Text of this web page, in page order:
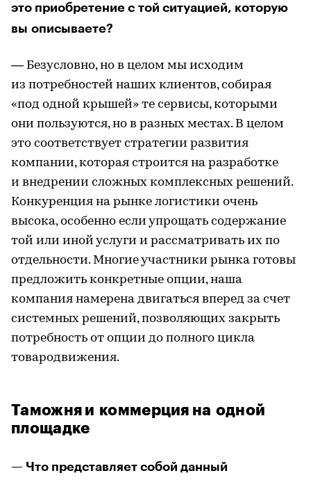
это приобретение с той ситуацией, которую
вы описываете?
— Безусловно, но в целом мы исходим
из потребностей наших клиентов, собирая
«под одной крышей» те сервисы, которыми
они пользуются, но в разных местах. В целом
это соответствует стратегии развития
компании, которая строится на разработке
и внедрении сложных комплексных решений.
Конкуренция на рынке логистики очень
высока, особенно если упрощать содержание
той или иной услуги и рассматривать их по
отдельности. Многие участники рынка готовы
предложить конкретные опции, наша
компания намерена двигаться вперед за счет
системных решений, позволяющих закрыть
потребность от опции до полного цикла
товародвижения.
Таможня и коммерция на одной
площадке
— Что представляет собой данный